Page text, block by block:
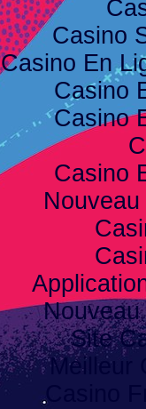
Casino
Casino En
Casino
Casino
Casino
Site
Meilleur
Casino